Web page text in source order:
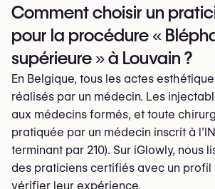
Comment choisir un
pour la procédure «
supérieure » à Louvain ?
En Belgique, tous les actes
réalisés par un médecin. Les
aux médecins formés, et toute
pratiquée par un médecin inscrit à
terminant par 210). Sur iGlowly, nous
des praticiens certifiés avec un
vérifier leur expérience.